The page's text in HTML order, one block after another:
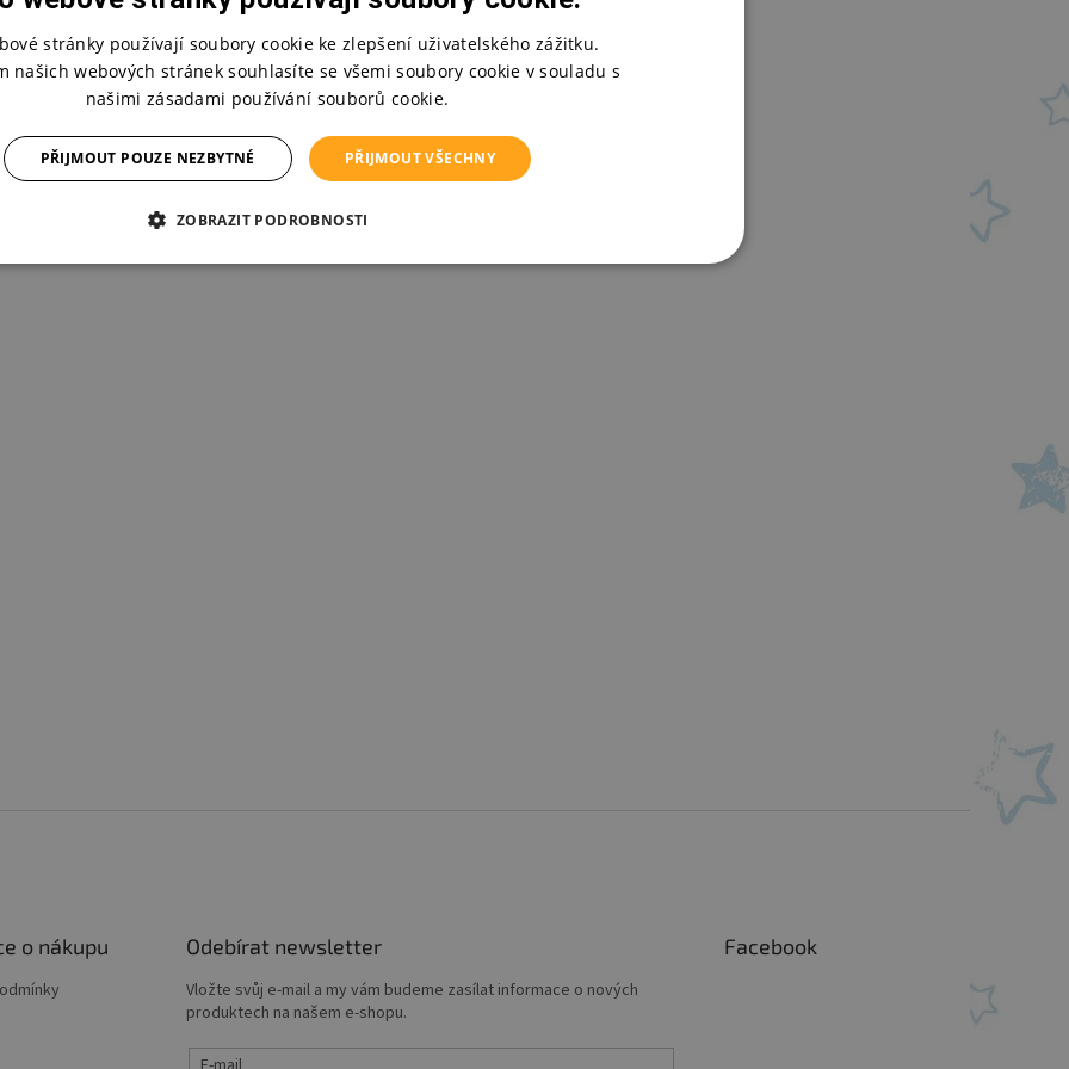
je vhodný i pro uchopení dětskými ručičkami při prvních pokusech o
krmení. Materiál odolá kousání i pádům lžičky na zem.
technologie Bacshield™ chrání povrch lžičky redukcí bakterií až o 99,99%.
mýt v myčce.
obsahuje 5 ks lžiček.
o nákupu Odebírat newsletter
Vložte svůj e-mail a my vám budeme zasílat informace o nových
produktech na našem e-shopu.
Facebook
stránky používají soubory cookie ke zlepšení uživatelského zážitku.
našich webových stránek souhlasíte se všemi soubory cookie v souladu s
našimi zásadami používání souborů cookie.
PŘIJMOUT VŠECHNY
PŘIJMOUT POUZE NEZBYTNÉ
ZOBRAZIT PODROBNOSTI